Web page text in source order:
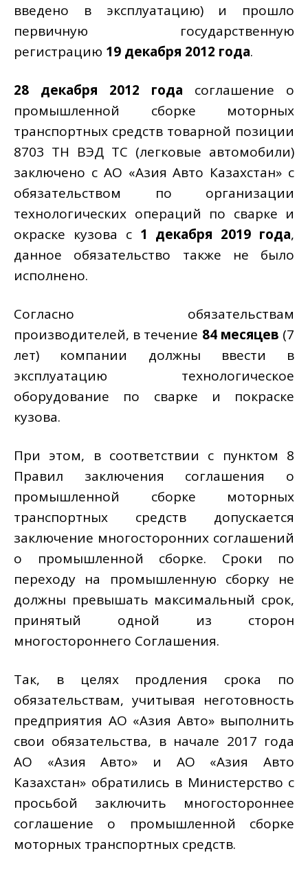
введено в эксплуатацию) и прошло
первичную государственную
регистрацию 19 декабря 2012 года.
28 декабря 2012 года соглашение о
промышленной сборке моторных
транспортных средств товарной позиции
8703 ТН ВЭД ТС (легковые автомобили)
заключено с АО «Азия Авто Казахстан» с
обязательством по организации
технологических операций по сварке и
окраске кузова с 1 декабря 2019 года,
данное обязательство также не было
исполнено.
Согласно обязательствам
производителей, в течение 84 месяцев (7
лет) компании должны ввести в
эксплуатацию технологическое
оборудование по сварке и покраске
кузова.
При этом, в соответствии с пунктом 8
Правил заключения соглашения о
промышленной сборке моторных
транспортных средств допускается
заключение многосторонних соглашений
о промышленной сборке. Сроки по
переходу на промышленную сборку не
должны превышать максимальный срок,
принятый одной из сторон
многостороннего Соглашения.
Так, в целях продления срока по
обязательствам, учитывая неготовность
предприятия АО «Азия Авто» выполнить
свои обязательства, в начале 2017 года
АО «Азия Авто» и АО «Азия Авто
Казахстан» обратились в Министерство с
просьбой заключить многостороннее
соглашение о промышленной сборке
моторных транспортных средств.